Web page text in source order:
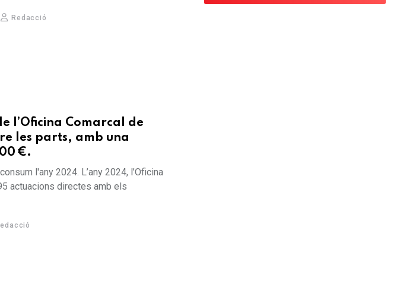
Redacció
l’Oficina Comarcal de
les parts, amb una
€.
l'any 2024. L’any 2024, l’Oficina
actuacions directes amb els